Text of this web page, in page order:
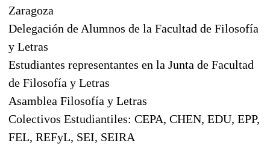
Zaragoza
Delegación de Alumnos de la Facultad de Filosofía
y Letras
Estudiantes representantes en la Junta de Facultad
de Filosofía y Letras
Asamblea Filosofía y Letras
Colectivos Estudiantiles: CEPA, CHEN, EDU, EPP,
FEL, REFyL, SEI, SEIRA